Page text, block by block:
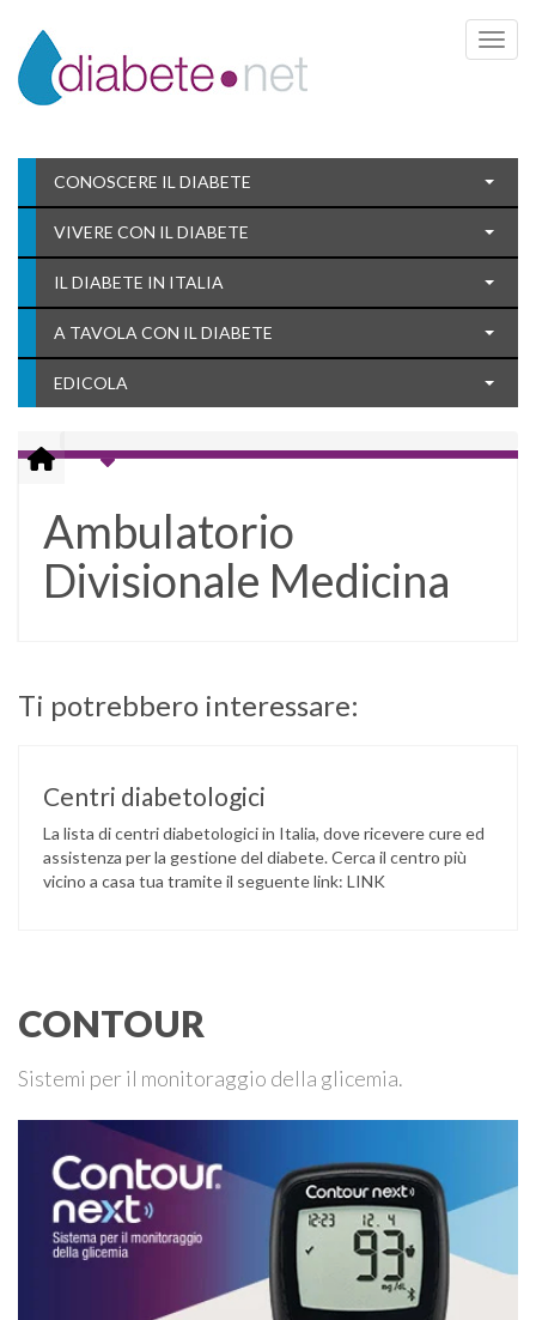
Toggle
CONOSCERE IL DIABETE
VIVERE CON IL DIABETE
IL DIABETE IN ITALIA
A TAVOLA CON IL DIABETE
EDICOLA
Ambulatorio
Divisionale Medicina
Ti potrebbero interessare:
Centri diabetologici
La lista di centri diabetologici in Italia, dove ricevere cure ed
assistenza per la gestione del diabete. Cerca il centro più
vicino a casa tua tramite il seguente link: LINK
CONTOUR
Sistemi per il monitoraggio della glicemia.